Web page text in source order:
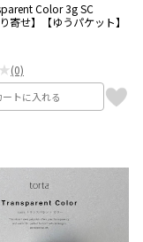
Color 3g SC
寄せ】【ゆうパケット】
(0)
ートに入れる